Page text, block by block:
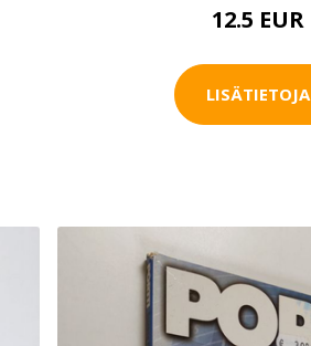
12.5 EUR
LISÄTIETOJA